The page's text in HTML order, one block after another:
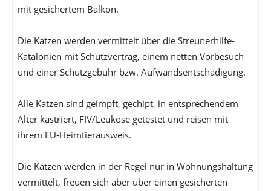
mit gesichertem Balkon.
Die Katzen werden vermittelt über die Streunerhilfe-
Katalonien mit Schutzvertrag, einem netten Vorbesuch
und einer Schutzgebühr bzw. Aufwandsentschädigung.
Alle Katzen sind geimpft, gechipt, in entsprechendem
Alter kastriert, FIV/Leukose getestet und reisen mit
ihrem EU-Heimtierausweis.
Die Katzen werden in der Regel nur in Wohnungshaltung
vermittelt, freuen sich aber über einen gesicherten